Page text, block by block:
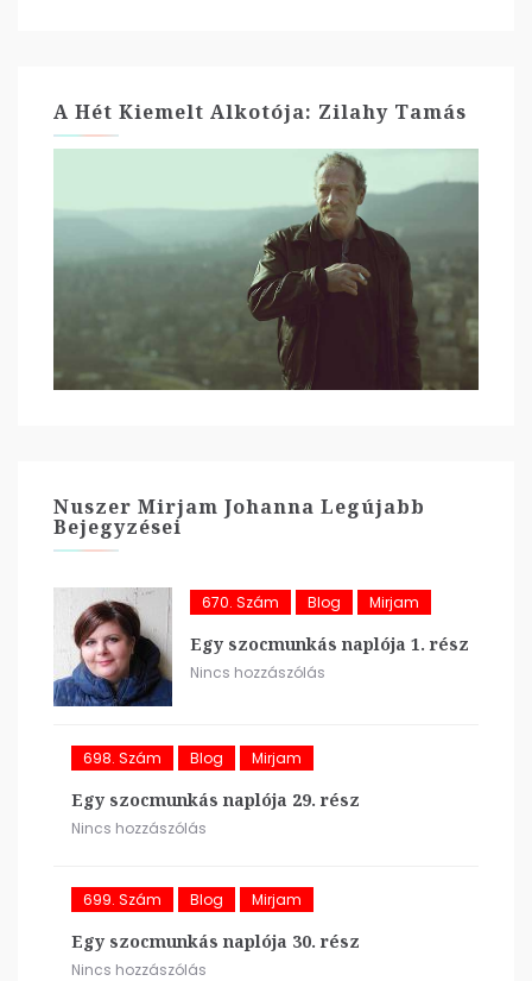
A Hét Kiemelt Alkotója: Zilahy Tamás
Nuszer Mirjam Johanna Legújabb
Bejegyzései
670. Szám Blog Mirjam
Egy szocmunkás naplója 1. rész
Nincs hozzászólás
698. Szám Blog Mirjam
Egy szocmunkás naplója 29. rész
Nincs hozzászólás
699. Szám Blog Mirjam
Egy szocmunkás naplója 30. rész
Nincs hozzászólás